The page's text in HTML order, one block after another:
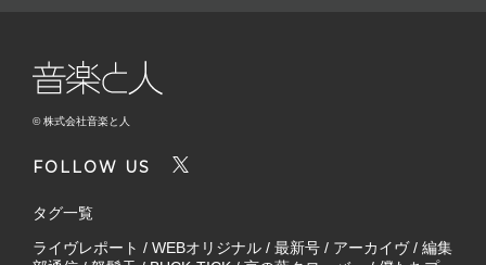
© 株式会社音楽と人
FOLLOW US
タグ一覧
ライヴレポート / WEBオリジナル / 最新号 / アーカイヴ/ 編集